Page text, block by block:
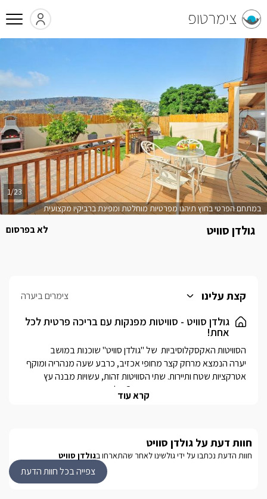
צימרטופ
גולדן סוויט לא בפרסום
במתחם הפרטי בחוץ תיהנו מפרטיות מוחלטת ומפינת ברביקיו מקצועית
1/23
קצת עלינו צימרים ביערה
גולדן סוויט - סוויטות מפנקות עם בריכה פרטית לכל
אחת!
הררי מדהים.*שתי הסוויטות הן עם בריכה פרטית.
קרא עוד
חוות דעת על גולדן סוויט
חוות הדעת נכתבו על ידי גולשינו לאחר שהתארחו בגולדן סוויט
צפייה בכל חוות הדעת